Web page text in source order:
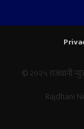
© २०२५ राजधानी
Rajdhani